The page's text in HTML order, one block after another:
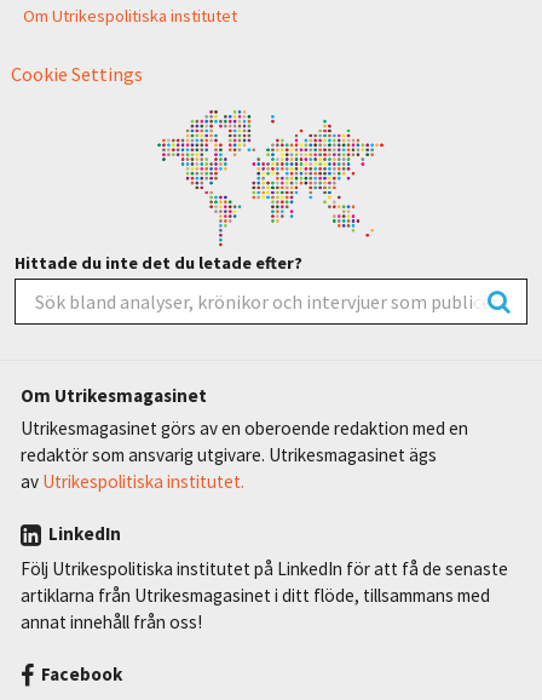
Om Utrikespolitiska institutet
Cookie Settings
Hittade du inte det du letade efter?
Om Utrikesmagasinet
Utrikesmagasinet görs av en oberoende redaktion med en
redaktör som ansvarig utgivare. Utrikesmagasinet ägs
av Utrikespolitiska institutet.
LinkedIn
Följ Utrikespolitiska institutet på LinkedIn för att få de senaste
artiklarna från Utrikesmagasinet i ditt flöde, tillsammans med
annat innehåll från oss!
Facebook